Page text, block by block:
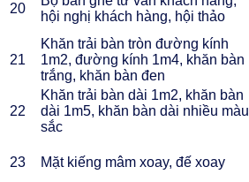
20
hội nghị khách hàng, hội thảo
21
Khăn trải bàn tròn đường kính
1m2, đường kính 1m4, khăn bàn
trắng, khăn bàn đen
22
Khăn trải bàn dài 1m2, khăn bàn
dài 1m5, khăn bàn dài nhiều màu
sắc
23 Mặt kiếng mâm xoay, đế xoay